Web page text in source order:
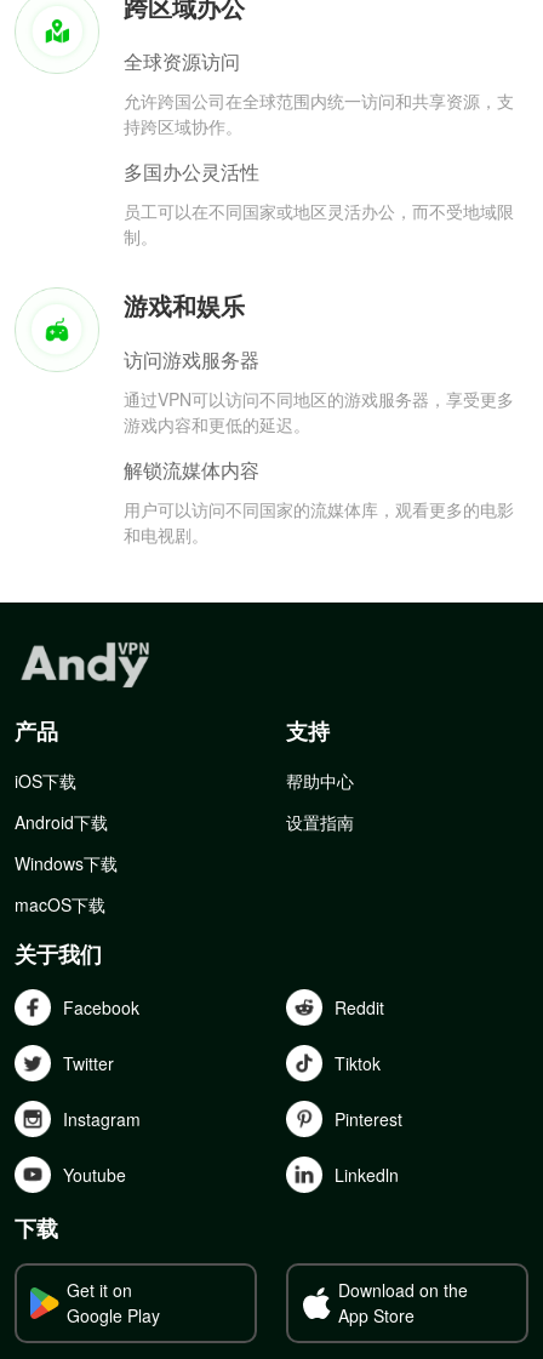
全球资源访问
允许跨国公司在全球范围内统一访问和共享资源，支
持跨区域协作。
多国办公灵活性
员工可以在不同国家或地区灵活办公，而不受地域限
制。
游戏和娱乐
访问游戏服务器
通过VPN可以访问不同地区的游戏服务器，享受更多
游戏内容和更低的延迟。
解锁流媒体内容
用户可以访问不同国家的流媒体库，观看更多的电影
和电视剧。
产品
iOS下载
Android下载
Windows下载
macOS下载
支持
帮助中心
设置指南
关于我们
Facebook Reddit
Twitter Tiktok
Instagram Pinterest
Youtube Linkedln
下载
Get it on
Google Play
Download on the
App Store